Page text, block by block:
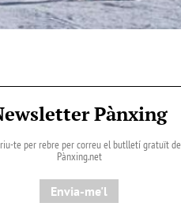
Pànxing
te per rebre per correu el butlletí gratuït de
Pànxing.net​
Envia-me'l